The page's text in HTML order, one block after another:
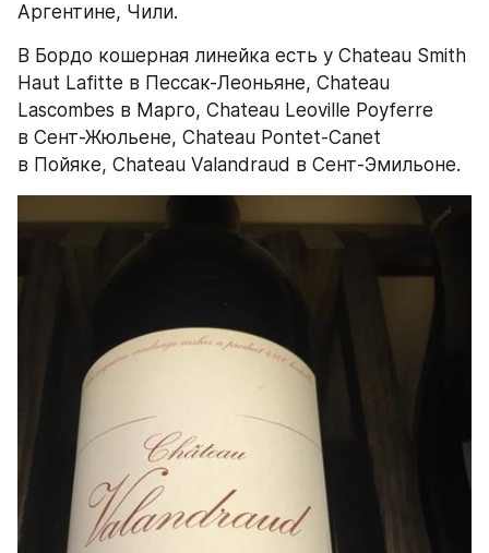
Аргентине, Чили.
В Бордо кошерная линейка есть у Chateau Smith
Haut Lafitte в Пессак-Леоньяне, Chateau
Lascombes в Марго, Chateau Leoville Poyferre
в Сент-Жюльене, Chateau Pontet-Canet
в Пойяке, Chateau Valandraud в Сент-Эмильоне.